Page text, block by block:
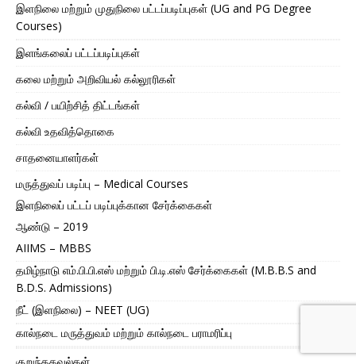
இளநிலை மற்றும் முதுநிலை பட்டப்படிப்புகள் (UG and PG Degree
Courses)
இளங்கலைப் பட்டப்படிப்புகள்
கலை மற்றும் அறிவியல் கல்லூரிகள்
கல்வி / பயிற்சித் திட்டங்கள்
கல்வி உதவித்தொகை
சாதனையாளர்கள்
மருத்துவப் படிப்பு – Medical Courses
இளநிலைப் பட்டப் படிப்புக்கான சேர்க்கைகள்
ஆண்டு – 2019
AIIMS – MBBS
தமிழ்நாடு எம்.பி.பி.எஸ் மற்றும் பி.டி.எஸ் சேர்க்கைகள் (M.B.B.S and
B.D.S. Admissions)
நீட் (இளநிலை) – NEET (UG)
கால்நடை மருத்துவம் மற்றும் கால்நடை பராமரிப்பு